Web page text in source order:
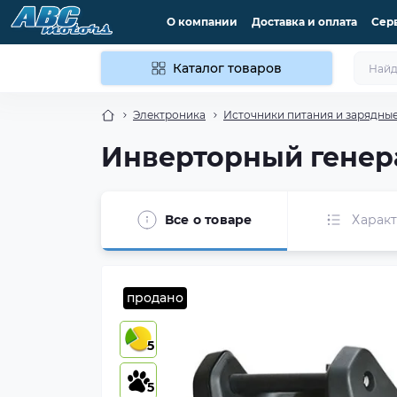
О компании Доставка и оплата
Каталог товаров
Электроника Источники питания и
Инверторный
Все о товаре
5
5
продано